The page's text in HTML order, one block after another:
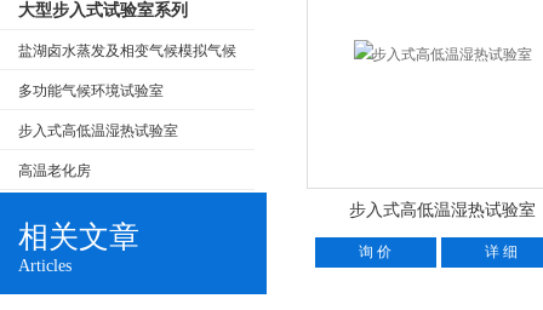
大型步入式试验室系列
盐湖卤水蒸发及相变气候模拟气候
试验室
多功能气候环境试验室
步入式高低温湿热试验室
高温老化房
相关文章
Articles
步入式高低温湿热试验室
询 价 详 细